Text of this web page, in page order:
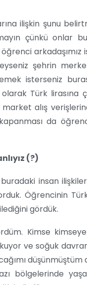
ilişkin şunu
çünkü onlar
şehrin
isterseniz
Türk lirasına
alış
da
(?)
insan
Öğrencinin
gördük.
Kimse
ve soğuk
bölgelerinde